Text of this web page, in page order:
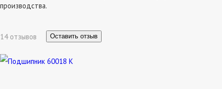
производства.
14 отзывов Оставить отзыв